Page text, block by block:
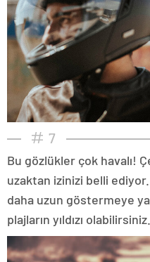
7
Bu gözlükler çok havalı!
uzaktan izinizi belli ediyor.
daha uzun göstermeye
plajların yıldızı olabilirsiniz.